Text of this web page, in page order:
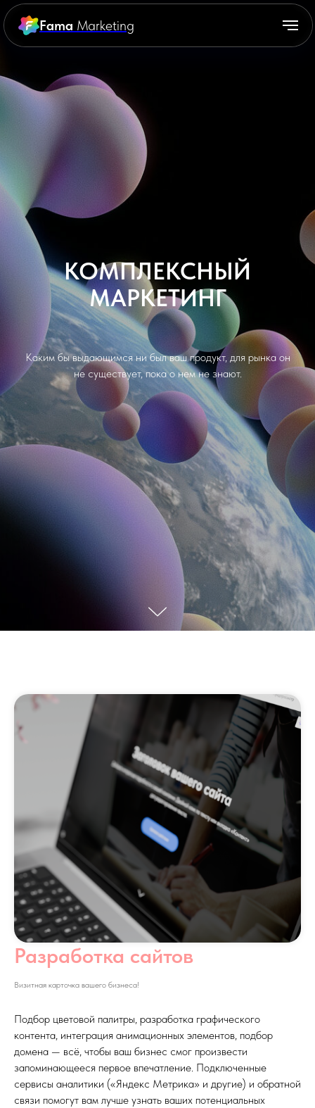
Fama Marketing
КОМПЛЕКСНЫЙ
МАРКЕТИНГ
Каким бы выдающимся ни был ваш продукт, для рынка он
не существует, пока о нем не знают.
Разработка сайтов
Визитная карточка вашего бизнеса!
Подбор цветовой палитры, разработка графического
контента, интеграция анимационных элементов, подбор
домена — всё, чтобы ваш бизнес смог произвести
запоминающееся первое впечатление. Подключенные
сервисы аналитики («Яндекс Метрика» и другие) и обратной
связи помогут вам лучше узнать ваших потенциальных